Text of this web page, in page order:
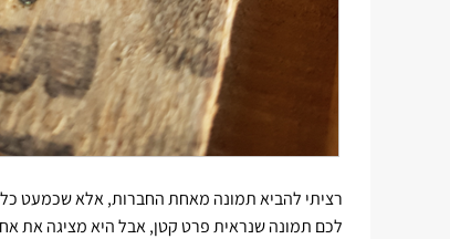
רציתי להביא תמונה מאחת החברות, אלא שכמעט
לכם תמונה שנראית פרט קטן, אבל היא מציגה את